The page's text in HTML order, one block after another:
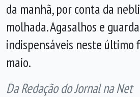
da manhã, por conta da
molhada. Agasalhos e
indispensáveis neste último
maio.
Da Redação do Jornal na Net